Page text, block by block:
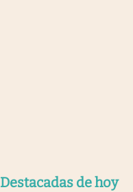
Destacadas de hoy